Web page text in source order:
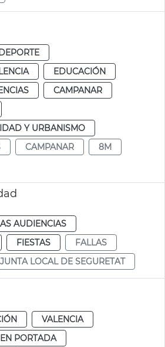
EDUCACIÓN
CAMPANAR
Y URBANISMO
CAMPANAR
8M
AUDIENCIAS
FIESTAS
FALLAS
JUNTA LOCAL DE SEGURETAT
VALENCIA
EN PORTADA